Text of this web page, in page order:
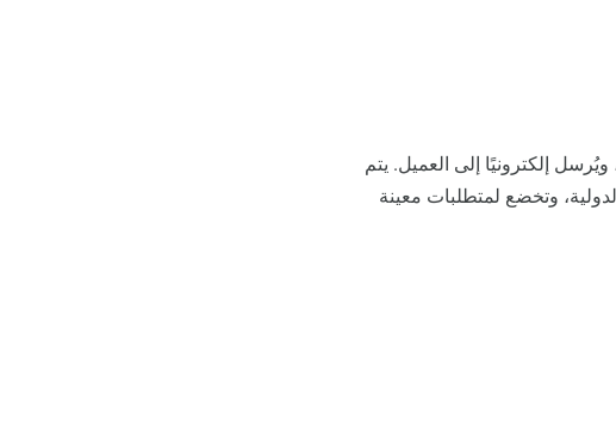
إلكترونيًا إلى العميل. يتم
وتخضع لمتطلبات معينة